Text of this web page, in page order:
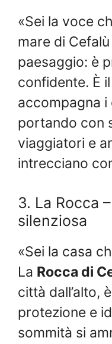
«Sei la voce
mare di
paesaggio: è
confidente. È
accompagna i
portando con
viaggiatori e
intrecciano
3. La Rocca
silenziosa
«Sei la casa
La Rocca di
città dall’alto,
protezione e
sommità si